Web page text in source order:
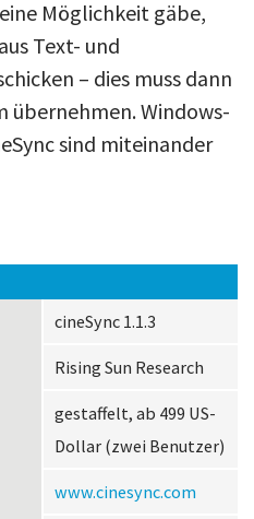
Möglichkeit gäbe,
Text- und
– dies muss dann
übernehmen. Windows-
sind miteinander
cineSync 1.1.3
Rising Sun Research
gestaffelt, ab 499 US-
Dollar (zwei Benutzer)
www.cinesync.com